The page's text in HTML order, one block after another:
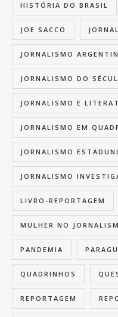
HISTÓRIA DO BRASIL
JOE SACCO
JORNALISMO
JORNALISMO DO
JORNALISMO E
JORNALISMO EM
JORNALISMO
JORNALISMO
LIVRO-REPORTAGEM
MULHER NO
PANDEMIA
QUADRINHOS
REPORTAGEM